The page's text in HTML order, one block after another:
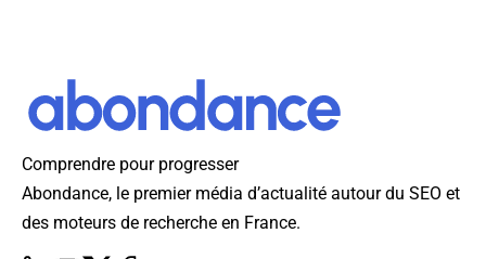
Comprendre pour progresser
Abondance, le premier média d’actualité autour du SEO et
des moteurs de recherche en France.